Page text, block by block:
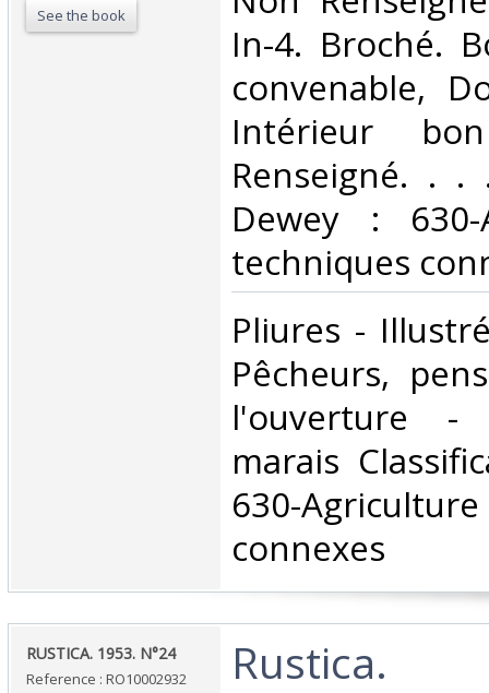
See the book
In-4. Broché.
convenable,
Intérieur
Renseigné. . .
Dewey :
techniques
‎Pliures -
Pêcheurs,
l'ouverture -
marais
630-
connexes‎
‎RUSTICA. 1953. N°24‎
Reference : RO10002932
‎Rustica.‎